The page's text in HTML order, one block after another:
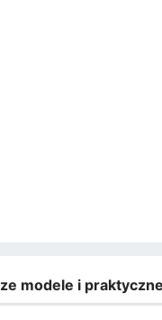
modele i